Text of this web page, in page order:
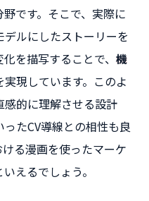
です。そこで、実際に
ルにしたストーリーを
を描写することで、 機
実現しています。このよ
感的に理解させる設計
たCV導線との相性も良
る漫画を使ったマーケ
えるでしょう。